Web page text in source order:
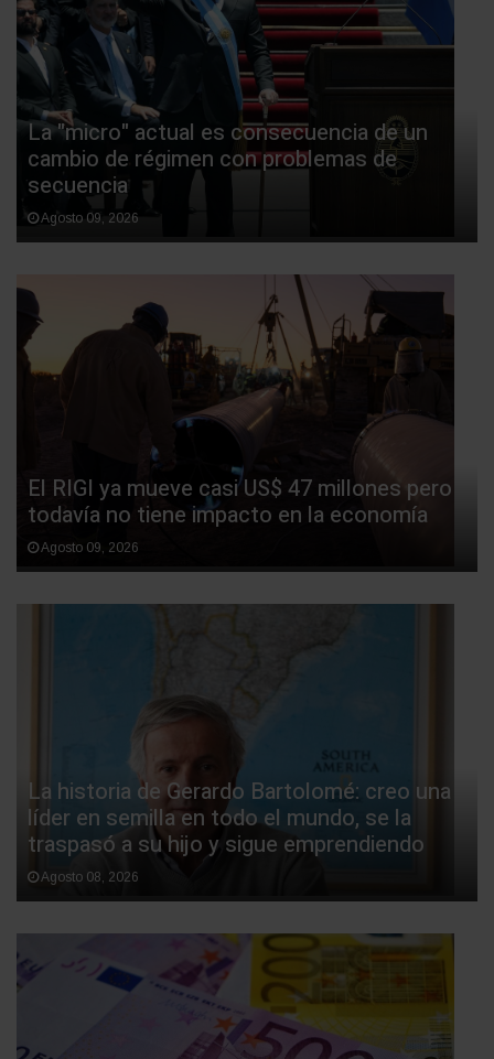
La "micro" actual es consecuencia de un
cambio de régimen con problemas de
secuencia
Agosto 09, 2026
El RIGI ya mueve casi US$ 47 millones pero
todavía no tiene impacto en la economía
Agosto 09, 2026
La historia de Gerardo Bartolomé: creo una
líder en semilla en todo el mundo, se la
traspasó a su hijo y sigue emprendiendo
Agosto 08, 2026